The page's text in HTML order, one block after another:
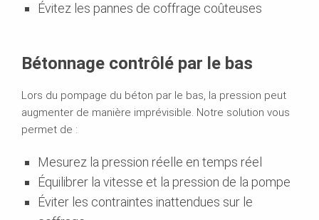
Évitez les pannes de coffrage coûteuses
Bétonnage contrôlé par le bas
Lors du pompage du béton par le bas, la pression peut
augmenter de manière imprévisible. Notre solution vous
permet de :
Mesurez la pression réelle en temps réel
Équilibrer la vitesse et la pression de la pompe
Éviter les contraintes inattendues sur le